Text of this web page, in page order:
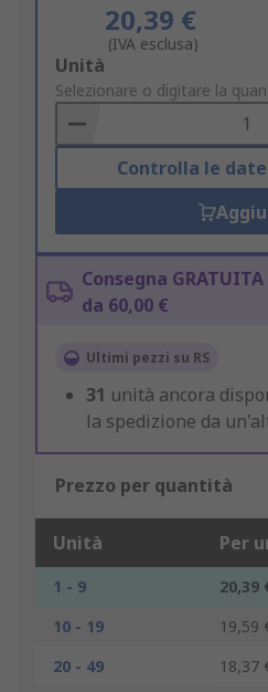
20,39 €
(IVA esclusa)
Add
to
Basket
Unità
Selezionare o digitare la
Controlla le
Consegna
da 60,00 €
Ultimi pezzi su RS
31 unità ancora
la spedizione da
Prezzo per quantità
Unità Per
1 - 9
20,39
10 - 19
19,59
20 - 49
18,37